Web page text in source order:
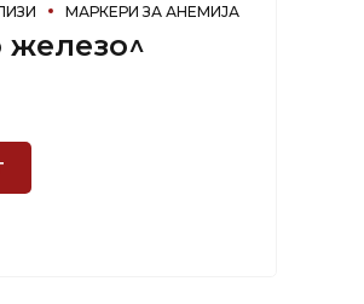
МАРКЕРИ ЗА АНЕМИЈА
железо^